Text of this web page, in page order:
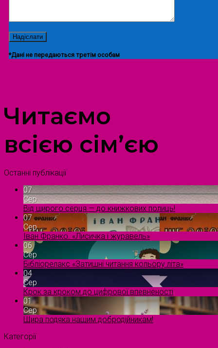
*Дані не передаються третім особам
Читаємо
всією сім’єю
Останні публікації
07
Сер
Від щирого серця — до книжкових полиць!
07
Сер
Іван Франко. «Лисичка і журавель»
06
Сер
Бібліорелакс «Затишні читання кольору літа»
04
Сер
Крок за кроком до цифрової впевненості
01
Сер
Щира подяка нашим добродійникам!
Категорії